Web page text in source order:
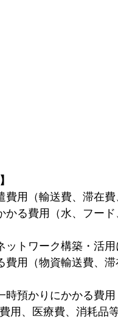
費用（輸送費、滞在
かる費用（水、フー
トワーク構築・活
費用（物資輸送費、
時預かりにかかる費用
用、医療費、消耗